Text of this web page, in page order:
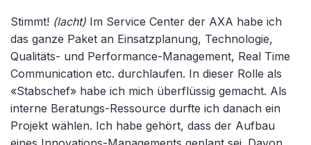
Stimmt! (lacht) Im Service Center der AXA habe ich
das ganze Paket an Einsatzplanung, Technologie,
Qualitäts- und Performance-Management, Real Time
Communication etc. durchlaufen. In dieser Rolle als
«Stabschef» habe ich mich überflüssig gemacht. Als
interne Beratungs-Ressource durfte ich danach ein
Projekt wählen. Ich habe gehört, dass der Aufbau